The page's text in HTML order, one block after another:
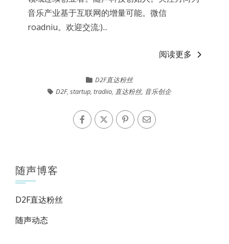
音乐产业基于互联网的增量可能。微信
roadniu。欢迎交流:)...
阅读更多
D2F直达粉丝
D2F, startup, tradiio, 直达粉丝, 音乐创企
随声博客
D2F直达粉丝
随声动态